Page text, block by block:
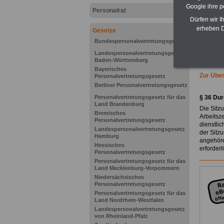
Personalrat
Gesetze
Bundespersonalvertretungsgesetz
Landespersonalvertretungsgesetz
Baden-Württemberg
Bayerisches
Personalvertretungsgesetz
Berliner Personalvertretungsgesetz
Personalvertretungsgesetz für das
Land Brandenburg
Bremisches
Personalvertretungsgesetz
Landespersonalvertretungsgesetz
Hamburg
Hessisches
Personalvertretungsgesetz
Personalvertretungsgesetz für das
Land Mecklenburg-Vorpommern
Niedersächsisches
Personalvertretungsgesetz
Personalvertretungsgesetz für das
Land Nordrhein-Westfalen
Landespersonalvertretungsgesetz
von Rheinland-Pfalz
Zur
§ 36
Die
der
Google ihre
Dürfen wir
erheben